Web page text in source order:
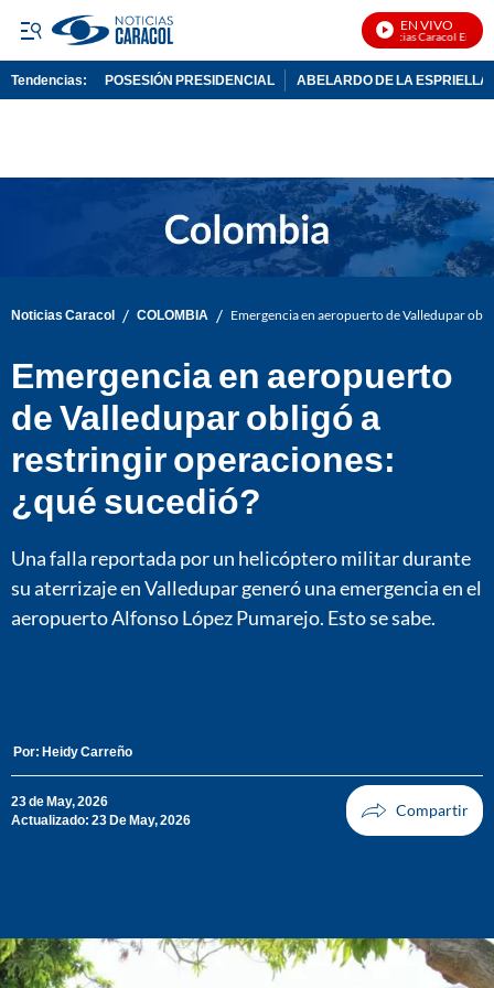
EN VIVO
Noticias Caracol En Vivo
Tendencias: POSESIÓN PRESIDENCIAL ABELARDO DE LA ESPRIELLA
Noticias Caracol / COLOMBIA / Emergencia en aeropuerto de Valledupar
Emergencia en aeropuerto
de Valledupar obligó a
restringir operaciones:
¿qué sucedió?
Una falla reportada por un helicóptero militar durante
su aterrizaje en Valledupar generó una emergencia en el
aeropuerto Alfonso López Pumarejo. Esto se sabe.
Por: Heidy Carreño
23 de May, 2026
Actualizado: 23 De May, 2026